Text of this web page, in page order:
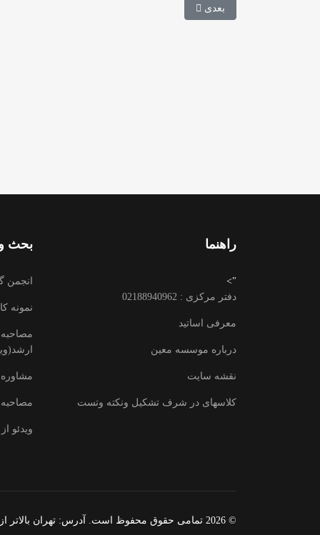
مطلب بعدی: ظرفیت پذیرش کارشناسی ارشد نظارت بر
بعدی
راهنما
">
دفتر مرکزی : 02188940962
معرفی اساتید
درباره موسسه معین
نقشه سایت
کلاسهای در شرف تشکیل ونکته وتست
بحث
انجمن
نمونه
مصاحبه
ویدئو
© 2026 تمامی حقوق محفوظ است. آدرس:‌ تهران بالاتر ازمیدان ولیعصر -بعد از تقاطع زرتشت - خیابان پزشک پور - پلاک 12 - ساختمان معین